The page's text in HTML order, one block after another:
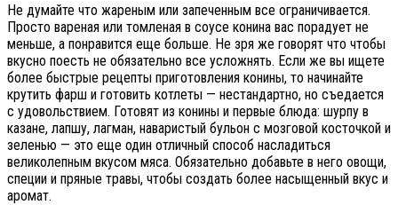
Не думайте что жареным или запеченным все ограничивается.
Просто вареная или томленая в соусе конина вас порадует не
меньше, а понравится еще больше. Не зря же говорят что чтобы
вкусно поесть не обязательно все усложнять. Если же вы ищете
более быстрые рецепты приготовления конины, то начинайте
крутить фарш и готовить котлеты — нестандартно, но съедается
с удовольствием. Готовят из конины и первые блюда: шурпу в
казане, лапшу, лагман, наваристый бульон с мозговой косточкой и
зеленью — это еще один отличный способ насладиться
великолепным вкусом мяса. Обязательно добавьте в него овощи,
специи и пряные травы, чтобы создать более насыщенный вкус и
аромат.